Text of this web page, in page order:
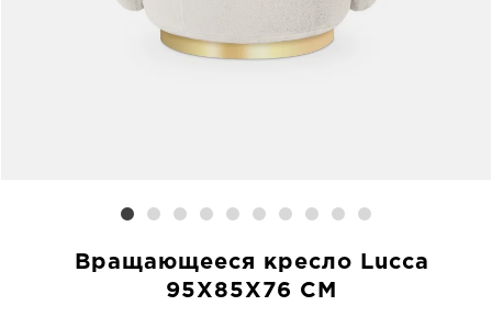
Вращающееся кресло Lucca
95X85X76 CM